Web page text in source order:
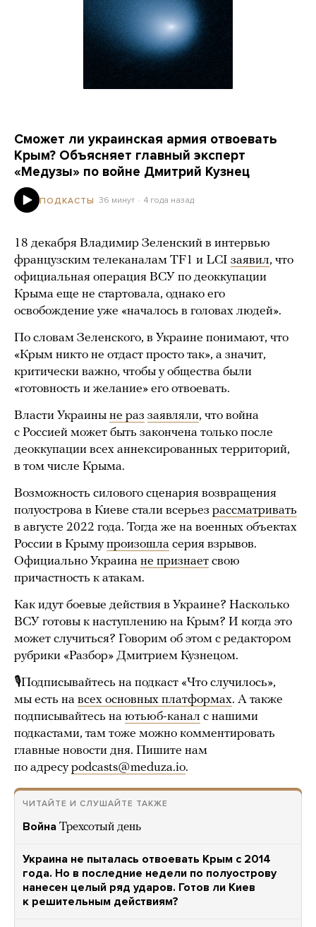
Сможет ли украинская армия отвоевать
Крым? Объясняет главный эксперт
«Медузы» по войне Дмитрий Кузнец
ПОДКАСТЫ 36 минут 4 года назад
18 декабря Владимир Зеленский в интервью
французским телеканалам TF1 и LCI заявил, что
официальная операция ВСУ по деоккупации
Крыма еще не стартовала, однако его
освобождение уже «началось в головах людей».
По словам Зеленского, в Украине понимают, что
«Крым никто не отдаст просто так», а значит,
критически важно, чтобы у общества были
«готовность и желание» его отвоевать.
Власти Украины не раз заявляли, что война
с Россией может быть закончена только после
деоккупации всех аннексированных территорий,
в том числе Крыма.
Возможность силового сценария возвращения
полуострова в Киеве стали всерьез рассматривать
в августе 2022 года. Тогда же на военных объектах
России в Крымупроизошла серия взрывов.
Официально Украина не признает свою
причастность к атакам.
Как идут боевые действия в Украине? Насколько
ВСУ готовы к наступлению на Крым? И когда это
может случиться? Говорим об этом с редактором
рубрики «Разбор» Дмитрием Кузнецом.
🎙Подписывайтесь на подкаст «Что случилось»,
мы есть на всех основных платформах. А также
подписывайтесь на ютьюб-канал с нашими
подкастами, там тоже можно комментировать
главные новости дня. Пишите нам
по адресуpodcasts@meduza.io.
ЧИТАЙТЕ И СЛУШАЙТЕ ТАКЖЕ
Война Трехсотый день
Украина не пыталась отвоевать Крым с 2014
года. Но в последние недели по полуострову
нанесен целый ряд ударов. Готов ли Киев
к решительным действиям?